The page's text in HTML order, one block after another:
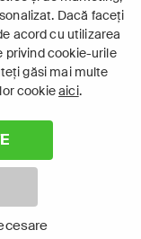
Dacă faceți
acord cu utilizarea
privind cookie-urile
găsi mai multe
cookieaici.
de câini